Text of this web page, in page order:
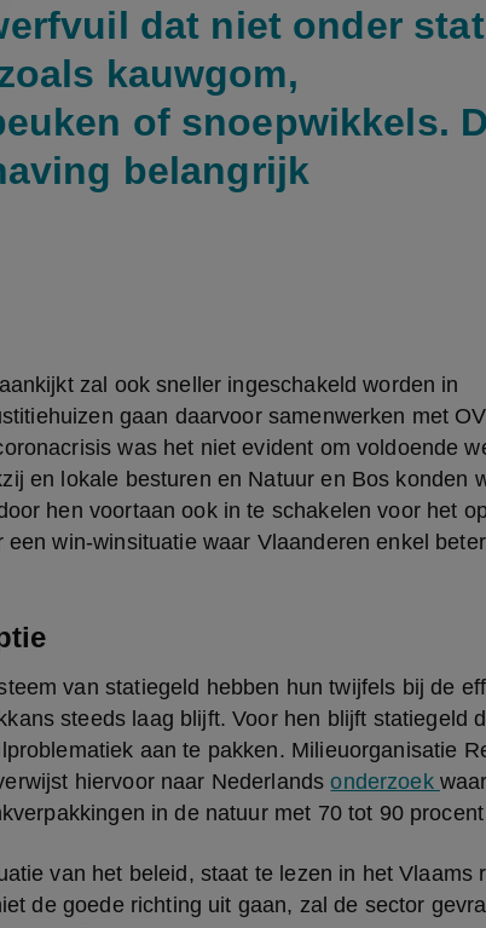
dat niet onder
kauwgom,
of snoepwikkels.
belangrijk
zal ook sneller ingeschakeld worden in
gaan daarvoor samenwerken met
was het niet evident om voldoende
en lokale besturen en Natuur en Bos konden
hen voortaan ook in te schakelen voor het
win-winsituatie waar Vlaanderen enkel
van statiegeld hebben hun twijfels bij de
steeds laag blijft. Voor hen blijft statiegeld
aan te pakken. Milieuorganisatie
hiervoor naar Nederlands onderzoek
in de natuur met 70 tot 90
van het beleid, staat te lezen in het Vlaams
de goede richting uit gaan, zal de sector